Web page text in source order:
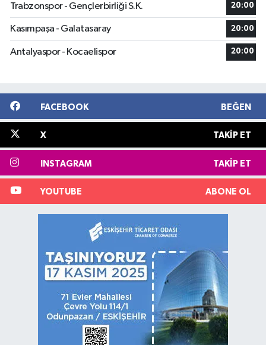
Trabzonspor - Gençlerbirliği S.K. 20:00
Kasımpaşa - Galatasaray 20:00
Antalyaspor - Kocaelispor 20:00
FACEBOOK BEĞEN
X TAKIP ET
INSTAGRAM TAKIP ET
YOUTUBE ABONE OL